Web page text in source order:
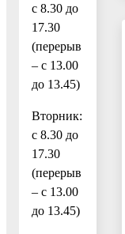
с 8.30 до
17.30
(перерыв
– с 13.00
до 13.45)
Вторник:
с 8.30 до
17.30
(перерыв
– с 13.00
до 13.45)